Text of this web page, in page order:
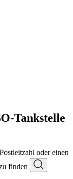
Tankstelle
oder einen
finden